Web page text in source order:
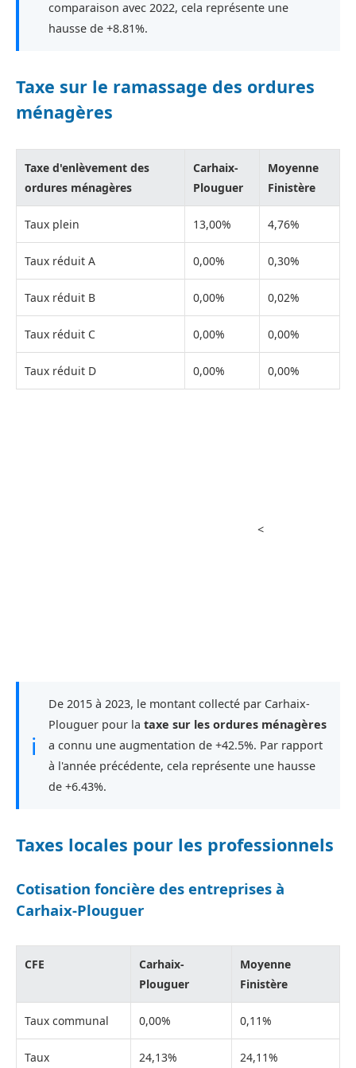
comparaison avec 2022, cela représente une
hausse de +8.81%.
Taxe sur le ramassage des ordures
ménagères
Taxe d'enlèvement des
ordures ménagères
Carhaix-
Plouguer
Moyenne
Finistère
Taux plein 13,00% 4,76%
Taux réduit A 0,00% 0,30%
Taux réduit B 0,00% 0,02%
Taux réduit C 0,00% 0,00%
Taux réduit D 0,00% 0,00%
<
ℹ
De 2015 à 2023, le montant collecté par Carhaix-
Plouguer pour la taxe sur les ordures ménagères
a connu une augmentation de +42.5%. Par rapport
à l'année précédente, cela représente une hausse
de +6.43%.
Taxes locales pour les professionnels
Cotisation foncière des entreprises à
Carhaix-Plouguer
CFE
Carhaix-
Plouguer
Moyenne
Finistère
Taux communal 0,00% 0,11%
Taux
24,13% 24,11%